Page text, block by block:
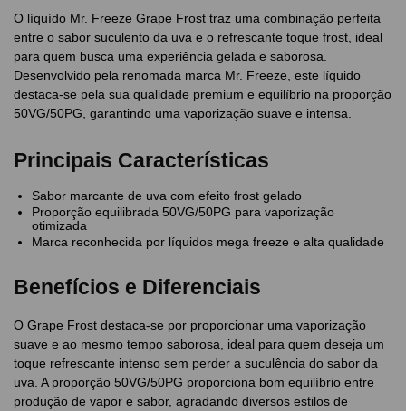
O líquído Mr. Freeze Grape Frost traz uma combinação perfeita
entre o sabor suculento da uva e o refrescante toque frost, ideal
para quem busca uma experiência gelada e saborosa.
Desenvolvido pela renomada marca Mr. Freeze, este líquido
destaca-se pela sua qualidade premium e equilíbrio na proporção
50VG/50PG, garantindo uma vaporização suave e intensa.
Principais Características
Sabor marcante de uva com efeito frost gelado
Proporção equilibrada 50VG/50PG para vaporização
otimizada
Marca reconhecida por líquidos mega freeze e alta qualidade
Benefícios e Diferenciais
O Grape Frost destaca-se por proporcionar uma vaporização
suave e ao mesmo tempo saborosa, ideal para quem deseja um
toque refrescante intenso sem perder a suculência do sabor da
uva. A proporção 50VG/50PG proporciona bom equilíbrio entre
produção de vapor e sabor, agradando diversos estilos de